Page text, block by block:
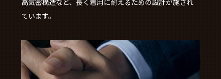
高気密構造など、長く着用に耐えるための設計が施され
ています。